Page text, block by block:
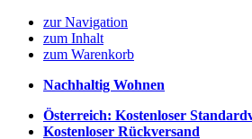
zur Navigation
zum Inhalt
zum Warenkorb
Nachhaltig Wohnen
Österreich: Kostenloser
Kostenloser Rückversand